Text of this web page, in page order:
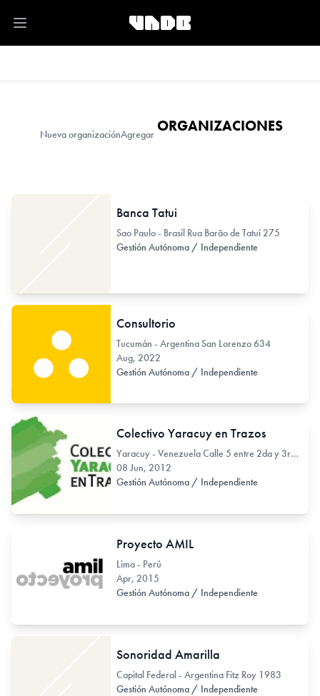
Open main menu
Nueva organizaciónAgregar ORGANIZACIONES
Banca Tatui
Sao Paulo - Brasil Rua Barão de Tatuí 275
Gestión Autónoma / Independiente
Consultorio
Tucumán - Argentina San Lorenzo 634
Aug, 2022
Gestión Autónoma / Independiente
Colectivo Yaracuy en Trazos
Yaracuy - Venezuela Calle 5 entre 2da y 3ra av. 2-7
08 Jun, 2012
Gestión Autónoma / Independiente
Proyecto AMIL
Lima - Perú
Apr, 2015
Gestión Autónoma / Independiente
Sonoridad Amarilla
Capital Federal - Argentina Fitz Roy 1983
Gestión Autónoma / Independiente